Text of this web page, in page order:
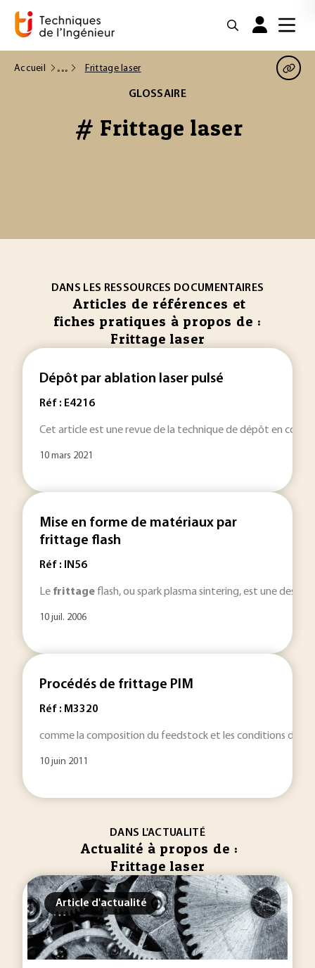
Accueil Frittage laser
GLOSSAIRE
# Frittage laser
DANS LES RESSOURCES DOCUMENTAIRES
Articles de références et
fiches pratiques à propos de :
Frittage laser
Dépôt par ablation laser pulsé
Réf : E4216
Cet article est une revue de la technique de dépôt en
10 mars 2021
Mise en forme de matériaux par
frittage flash
Réf : IN56
Le frittage flash, ou spark plasma sintering, est une des
10 juil. 2006
Procédés de frittage PIM
Réf : M3320
comme la composition du feedstock et les conditions de
10 juin 2011
DANS L'ACTUALITÉ
Actualité à propos de :
Frittage laser
Article d'actualité